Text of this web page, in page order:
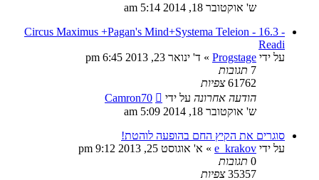
ש' אוקטובר 18, 2014 5:14 am
Circus Maximus +Pagan's Mind+Systema Teleion - 16.3 -
Readi
על ידי Progstage
» ד' ינואר 23, 2013 6:45 pm
7 תגובות
61762 צפיות
הודעה אחרונה על ידי
Camron70
ש' אוקטובר 18, 2014 5:09 am
סוגרים את הקיץ החם בהופעה לוהטת!
על ידי e_krakov
» א' אוגוסט 25, 2013 9:12 pm
0 תגובות
35357 צפיות